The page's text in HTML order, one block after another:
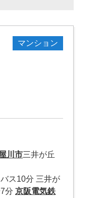
マンション
川市三井が丘
バス10分 三井が
7分京阪電気鉄